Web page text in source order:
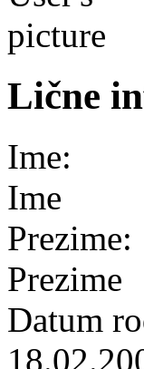
Lične
Ime:
Ime
Prezime:
Prezime
Datum